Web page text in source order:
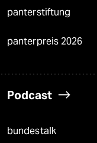
panterstiftung
panterpreis 2026
Podcast
bundestalk